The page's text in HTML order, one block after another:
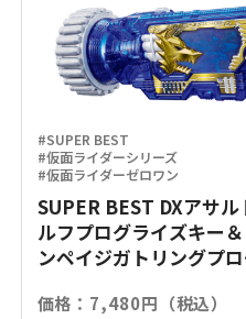
#SUPER BEST
#仮面ライダーシリーズ
#仮面ライダーゼロワン
SUPER BEST DXアサル
ルフプログライズキー
ンペイジガトリングプ
価格：7,480円（税込）